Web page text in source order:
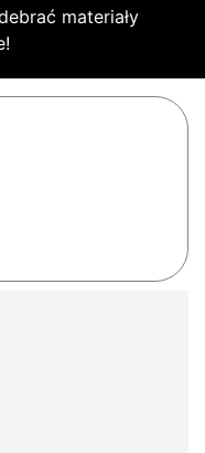
materiały